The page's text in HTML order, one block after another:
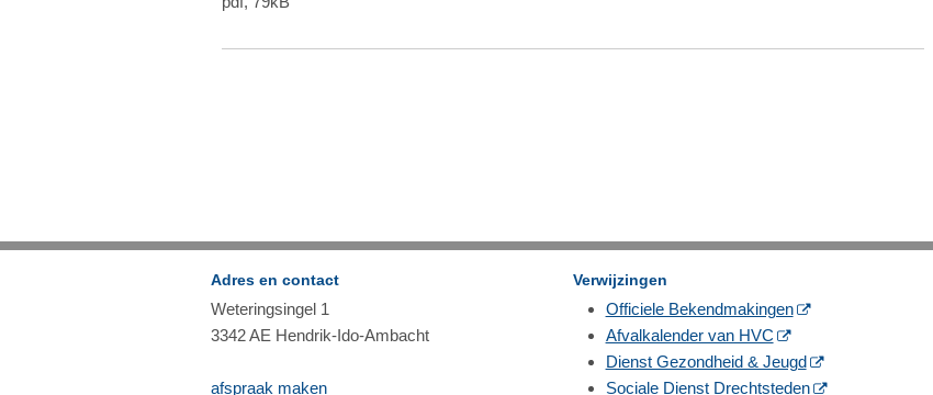
Adres en contact
Weteringsingel 1
3342 AE Hendrik-Ido-Ambacht
afspraak maken
Verwijzingen
Officiele Bekendmakingen
Afvalkalender van HVC
Dienst Gezondheid & Jeugd
Sociale Dienst Drechtsteden